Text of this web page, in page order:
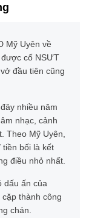
Mỹ Uyên về
được cố NSƯT
đầu tiên cũng
nhiều năm
nhạc, cảnh
Theo Mỹ Uyên,
bối là kết
điều nhỏ nhất.
dấu ấn của
thành công
chán.